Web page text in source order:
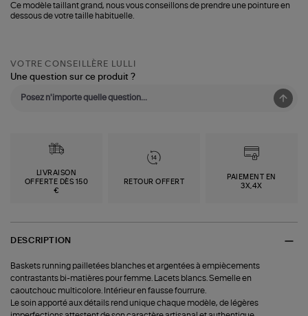
Leat
Py
Fur
Ce modèle taillant grand, nous vous conseillons de prendre une pointure en
dessous de votre taille habituelle.
VOTRE CONSEILLÈRE LULLI
Une question sur ce produit ?
LIVRAISON
OFFERTE DÈS 150
€
RETOUR OFFERT
PAIEMENT EN
3X,4X
DESCRIPTION
Baskets running pailletées blanches et argentées à empiècements
contrastants bi-matières pour femme. Lacets blancs. Semelle en
caoutchouc multicolore. Intérieur en fausse fourrure.
Le soin apporté aux détails rend unique chaque modèle, de légères